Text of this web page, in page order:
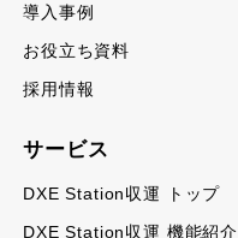
導入事例
お役立ち資料
採用情報
サービス
DXE Station収運 トップ
DXE Station収運 機能紹介